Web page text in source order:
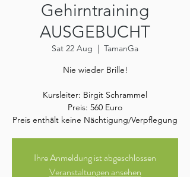
Gehirntraining
AUSGEBUCHT
Sat 22 Aug
  |
TamanGa
Nie wieder Brille!
Kursleiter: Birgit Schrammel
Preis: 560 Euro
Preis enthält keine Nächtigung/Verpflegung
Ihre Anmeldung ist abgeschlossen
Veranstaltungen ansehen